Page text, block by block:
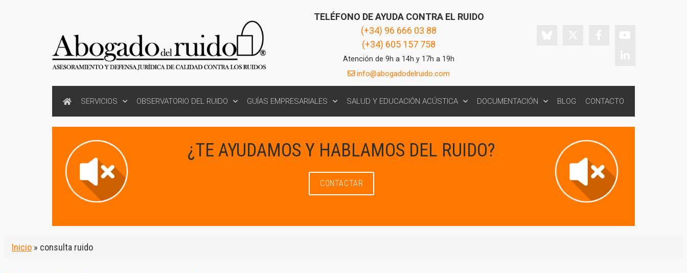
TELÉFONO DE AYUDA CONTRA EL RUIDO
(+34) 96 666 03 88
(+34) 605 157 758
Atención de 9h a 14h y 17h a 19h
info@abogadodelruido.com
SERVICIOS OBSERVATORIO DEL RUIDO GUÍAS EMPRESARIALES SALUD Y EDUCACIÓN ACÚSTICA DOCUMENTACIÓN BLOG CONTACTO
¿TE AYUDAMOS Y HABLAMOS DEL RUIDO?
CONTACTAR
Inicio » consulta ruido